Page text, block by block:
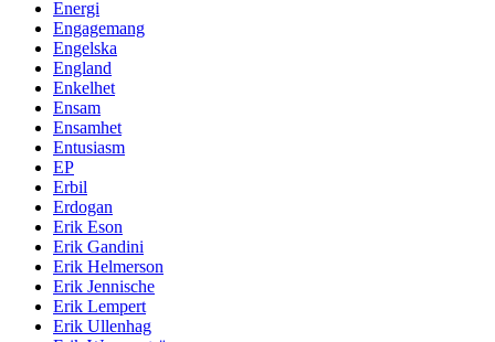
Energi
Engagemang
Engelska
England
Enkelhet
Ensam
Ensamhet
Entusiasm
EP
Erbil
Erdogan
Erik Eson
Erik Gandini
Erik Helmerson
Erik Jennische
Erik Lempert
Erik Ullenhag